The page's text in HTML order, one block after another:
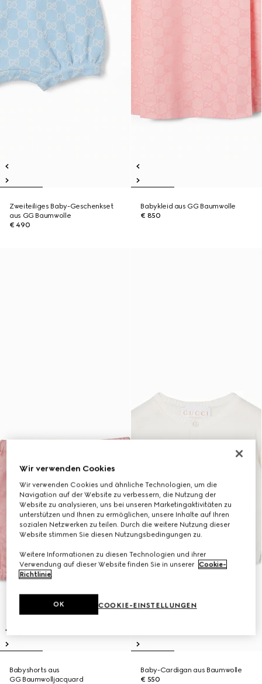
Zweiteiliges Baby-Geschenkset
aus GG Baumwolle
€ 490
Babykleid aus GG Baumwolle
€ 850
Babyshorts aus
GG Baumwolljacquard
Baby-Cardigan aus Baumwolle
€ 550
Wir verwenden Cookies
Wir verwenden Cookies und ähnliche Technologien, um die
Navigation auf der Website zu verbessern, die Nutzung der
Website zu analysieren, uns bei unseren Marketingaktivitäten zu
unterstützen und Ihnen zu ermöglichen, unsere Inhalte auf Ihren
sozialen Netzwerken zu teilen. Durch die weitere Nutzung dieser
Website stimmen Sie diesen Nutzungsbedingungen zu.
Weitere Informationen zu diesen Technologien und ihrer
Verwendung auf dieser Website finden Sie in unserer Cookie-
Richtlinie.
COOKIE-EINSTELLUNGEN
OK